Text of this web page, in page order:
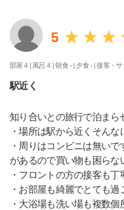
5
部屋 4 | 風呂 4 |朝食 - | 夕食 - |接客・
駅近く
知り合いとの旅行で泊まら
・場所は駅から近くそんな
・周りはコンビニは無い
があるので買い物も困らな
・フロントの方の接客も
・お部屋も綺麗でとても過
・大浴場も洗い場も複数